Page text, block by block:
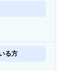
る方